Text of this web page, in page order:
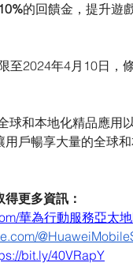
10%的回饋金，提升遊
至2024年4月10日，
球和本地化精品應用
戶暢享大量的全球
更多資訊：
華為行動服務亞太
bit.ly/40VRapY